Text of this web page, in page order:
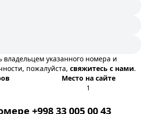
владельцем указанного номера и
пожалуйста, свяжитесь с нами.
Место на сайте
1
+998 33 005 00 43